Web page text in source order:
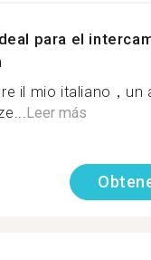
para el
il mio italiano，un
Leer más